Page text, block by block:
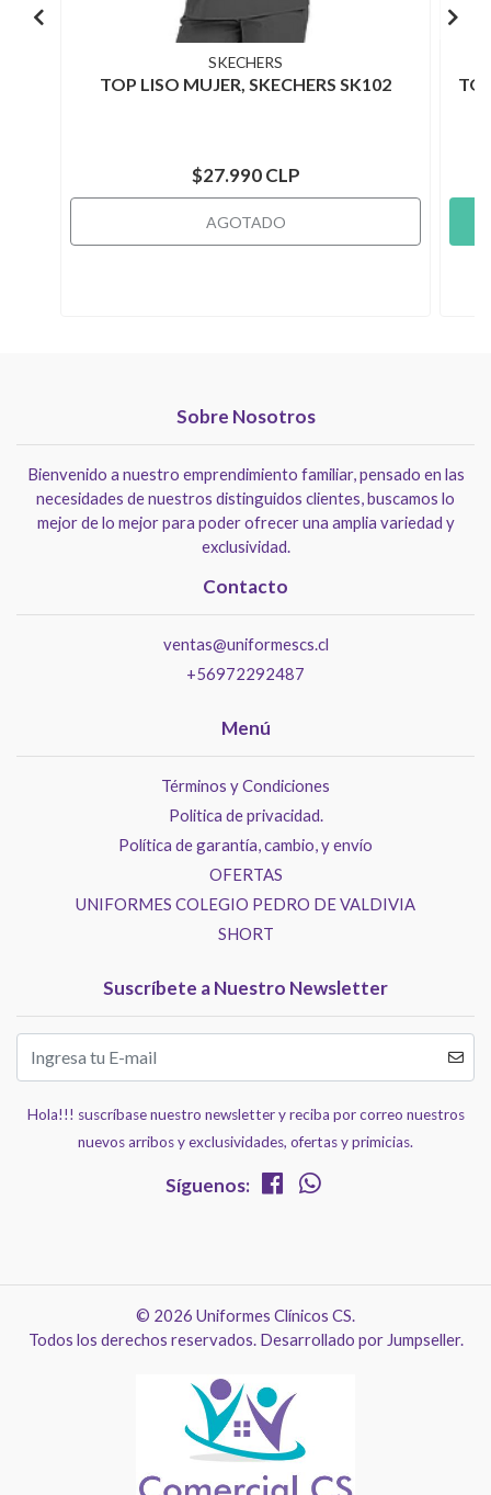
SKECHERS
TOP LISO MUJER, SKECHERS SK102
$27.990 CLP
AGOTADO
Sobre Nosotros
Bienvenido a nuestro emprendimiento familiar, pensado en las
necesidades de nuestros distinguidos clientes, buscamos lo
mejor de lo mejor para poder ofrecer una amplia variedad y
exclusividad.
Contacto
ventas@uniformescs.cl
+56972292487
Menú
Términos y Condiciones
Politica de privacidad.
Política de garantía, cambio, y envío
OFERTAS
UNIFORMES COLEGIO PEDRO DE VALDIVIA
SHORT
Suscríbete a Nuestro Newsletter
Hola!!! suscríbase nuestro newsletter y reciba por correo nuestros
nuevos arribos y exclusividades, ofertas y primicias.
Síguenos:
© 2026 Uniformes Clínicos CS.
Todos los derechos reservados. Desarrollado por Jumpseller.